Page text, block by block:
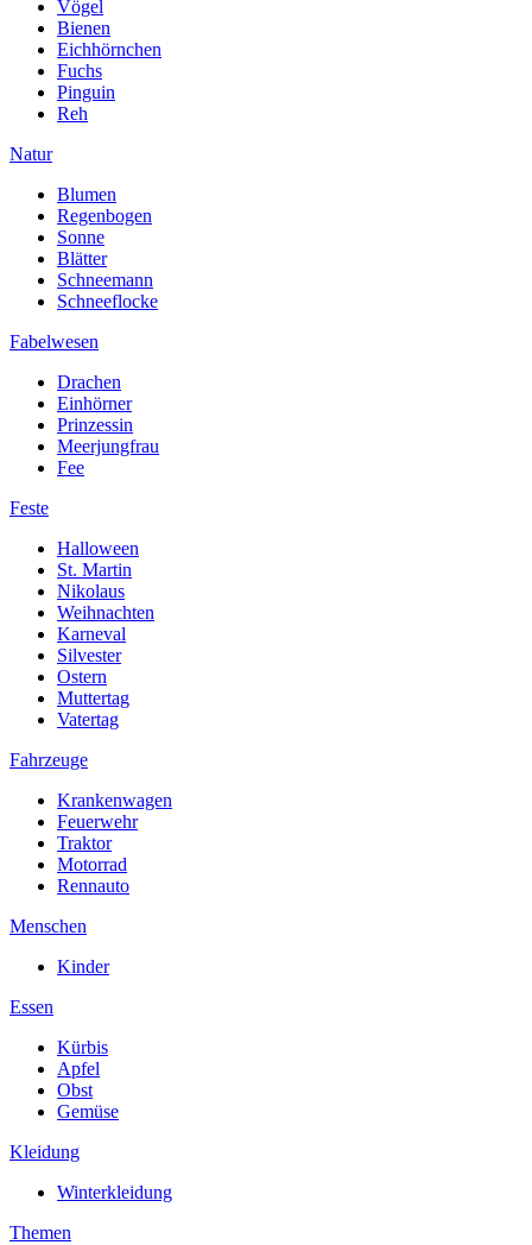
Vögel
Bienen
Eichhörnchen
Fuchs
Pinguin
Reh
Natur
Blumen
Regenbogen
Sonne
Blätter
Schneemann
Schneeflocke
Fabelwesen
Drachen
Einhörner
Prinzessin
Meerjungfrau
Fee
Feste
Halloween
St. Martin
Nikolaus
Weihnachten
Karneval
Silvester
Ostern
Muttertag
Vatertag
Fahrzeuge
Krankenwagen
Feuerwehr
Traktor
Motorrad
Rennauto
Menschen
Kinder
Essen
Kürbis
Apfel
Obst
Gemüse
Kleidung
Winterkleidung
Themen